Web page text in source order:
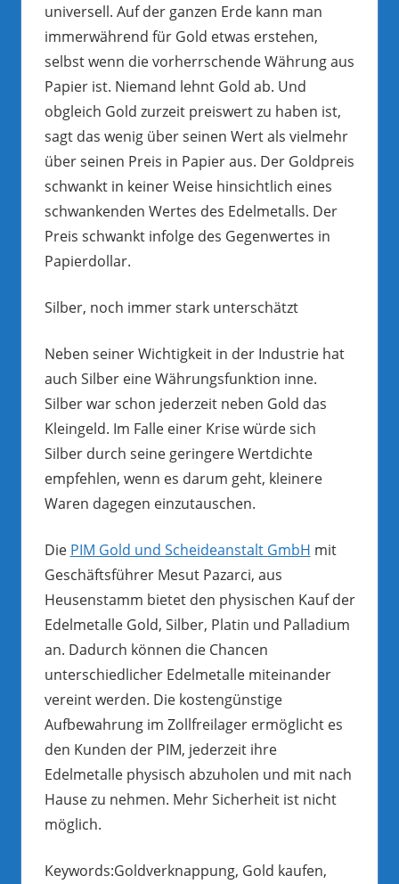
universell. Auf der ganzen Erde kann man
immerwährend für Gold etwas erstehen,
selbst wenn die vorherrschende Währung aus
Papier ist. Niemand lehnt Gold ab. Und
obgleich Gold zurzeit preiswert zu haben ist,
sagt das wenig über seinen Wert als vielmehr
über seinen Preis in Papier aus. Der Goldpreis
schwankt in keiner Weise hinsichtlich eines
schwankenden Wertes des Edelmetalls. Der
Preis schwankt infolge des Gegenwertes in
Papierdollar.
Silber, noch immer stark unterschätzt
Neben seiner Wichtigkeit in der Industrie hat
auch Silber eine Währungsfunktion inne.
Silber war schon jederzeit neben Gold das
Kleingeld. Im Falle einer Krise würde sich
Silber durch seine geringere Wertdichte
empfehlen, wenn es darum geht, kleinere
Waren dagegen einzutauschen.
Die PIM Gold und Scheideanstalt GmbH mit
Geschäftsführer Mesut Pazarci, aus
Heusenstamm bietet den physischen Kauf der
Edelmetalle Gold, Silber, Platin und Palladium
an. Dadurch können die Chancen
unterschiedlicher Edelmetalle miteinander
vereint werden. Die kostengünstige
Aufbewahrung im Zollfreilager ermöglicht es
den Kunden der PIM, jederzeit ihre
Edelmetalle physisch abzuholen und mit nach
Hause zu nehmen. Mehr Sicherheit ist nicht
möglich.
Keywords:Goldverknappung, Gold kaufen,